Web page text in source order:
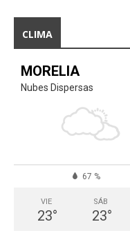
CLIMA
MORELIA
Nubes Dispersas
67 %
VIE
23°
SÁB
23°